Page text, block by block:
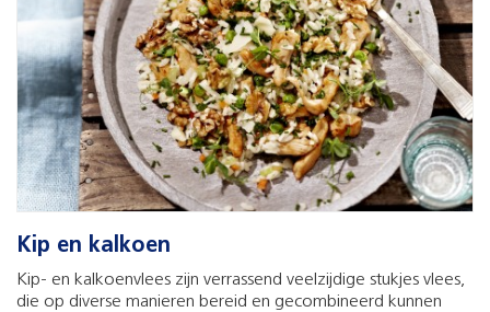
Kip en kalkoen
Kip- en kalkoenvlees zijn verrassend veelzijdige stukjes vlees,
die op diverse manieren bereid en gecombineerd kunnen